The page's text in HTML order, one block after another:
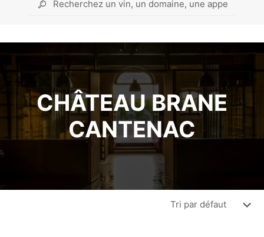
CHÂTEAU BRANE
CANTENAC